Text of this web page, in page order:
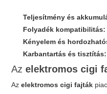
Teljesítmény és
Folyadék kompatibilitás:
Kényelem és
Karbantartás és tisztítás:
Azelektromos cigi
Azelektromos cigi fajták